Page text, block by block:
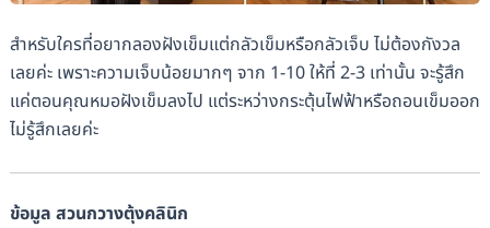
สำหรับใครที่อยากลองฝังเข็มแต่กลัวเข็มหรือกลัวเจ็บ ไม่ต้องกังวล
เลยค่ะ เพราะความเจ็บน้อยมากๆ จาก 1-10 ให้ที่ 2-3 เท่านั้น จะรู้สึก
แค่ตอนคุณหมอฝังเข็มลงไป แต่ระหว่างกระตุ้นไฟฟ้าหรือถอนเข็มออก
ไม่รู้สึกเลยค่ะ
ข้อมูล สวนกวางตุ้งคลินิก